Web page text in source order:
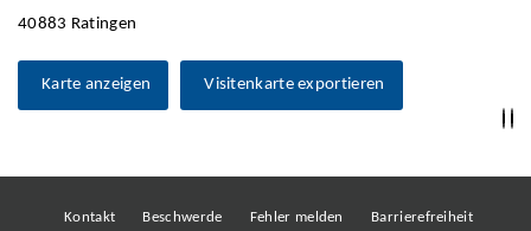
40883 Ratingen
Karte anzeigen Visitenkarte exportieren
Kontakt Beschwerde Fehler melden
Barrierefreiheit